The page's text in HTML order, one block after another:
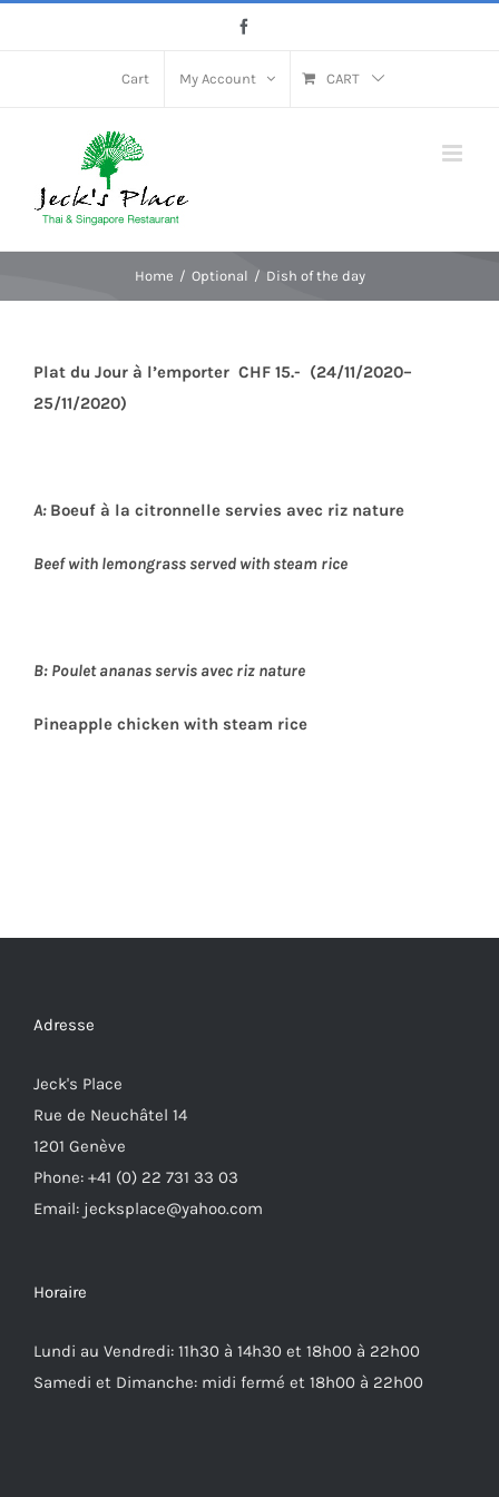
Cart My Account CART
Home Optional Dish of the day
Plat du Jour à l’emporter CHF 15.- (24/11/2020–
25/11/2020)
A: Boeuf à la citronnelle servies avec riz nature
Beef with lemongrass served with steam rice
B: Poulet ananas servis avec riz nature
Pineapple chicken with steam rice
Adresse
Jeck's Place
Rue de Neuchâtel 14
1201 Genève
Phone: +41 (0) 22 731 33 03
Email: jecksplace@yahoo.com
Horaire
Lundi au Vendredi: 11h30 à 14h30 et 18h00 à 22h00
Samedi et Dimanche: midi fermé et 18h00 à 22h00